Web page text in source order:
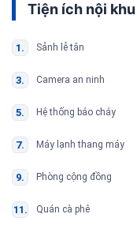
Tiện ích nội khu
Sảnh lễ tân
Camera an ninh
Hệ thống báo cháy
Máy lạnh thang máy
Phòng cộng đồng
Quán cà phê